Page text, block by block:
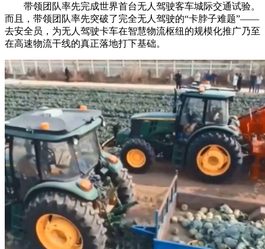
带领团队率先完成世界首台无人驾驶客车城际交通试验。
而且，带领团队率先突破了完全无人驾驶的“卡脖子难题”——
去安全员，为无人驾驶卡车在智慧物流枢纽的规模化推广乃至
在高速物流干线的真正落地打下基础。